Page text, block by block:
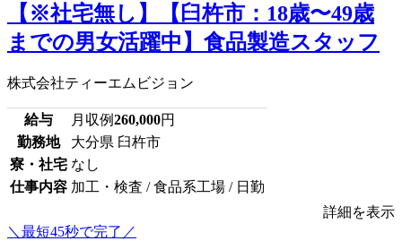
【※社宅無し】【臼杵市：18歳〜49歳
までの男女活躍中】食品製造スタッフ
株式会社ティーエムビジョン
給与 月収例260,000円
勤務地
大分県 臼杵市
寮・社宅 なし
仕事内容 加工・検査 / 食品系工場 / 日勤
詳細を表示
＼最短45秒で完了／